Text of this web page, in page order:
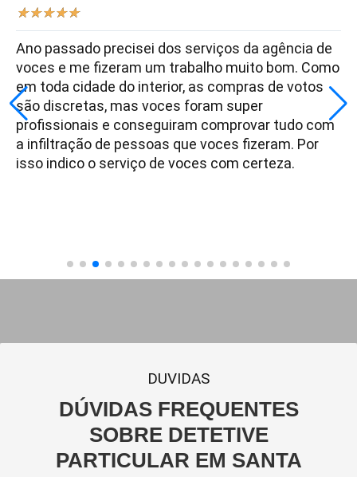
★★★★★
Ano passado precisei dos serviços da agência de
voces e me fizeram um trabalho muito bom. Como
em toda cidade do interior, as compras de votos
são discretas, mas voces foram super
profissionais e conseguiram comprovar tudo com
a infiltração de pessoas que voces fizeram. Por
isso indico o serviço de voces com certeza.
DUVIDAS
DÚVIDAS FREQUENTES
SOBRE DETETIVE
PARTICULAR EM SANTA